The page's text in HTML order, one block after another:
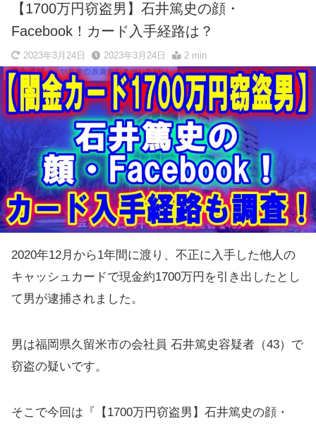
【1700万円窃盗男】石井篤史の顔・
Facebook！カード入手経路は？
2023年3月24日 2023年3月24日 2 min
2020年12月から1年間に渡り、不正に入手した他人の
キャッシュカードで現金約1700万円を引き出したとし
て男が逮捕されました。
男は福岡県久留米市の会社員 石井篤史容疑者（43）で
窃盗の疑いです。
そこで今回は『【1700万円窃盗男】石井篤史の顔・